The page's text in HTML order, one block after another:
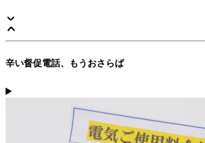
辛い督促電話、もうおさらば